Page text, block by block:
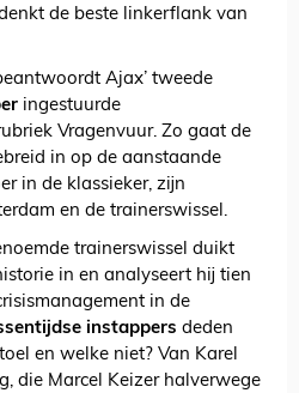
de beste linkerflank van
Ajax’ tweede
ingestuurde
Vragenvuur. Zo gaat de
in op de aanstaande
in de klassieker, zijn
en de trainerswissel.
trainerswissel duikt
in en analyseert hij tien
in de
instappers deden
en welke niet? Van Karel
die Marcel Keizer halverwege